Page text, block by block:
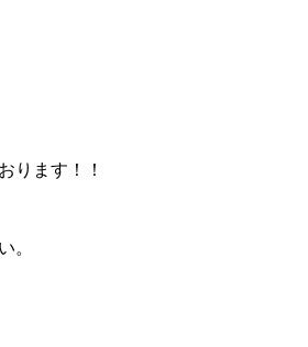
ります！！
。